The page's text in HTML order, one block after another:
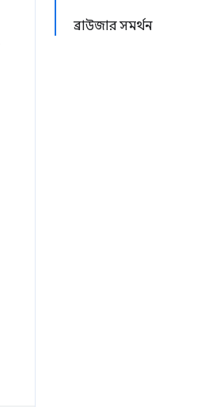
ব্রাউজার সমর্থন